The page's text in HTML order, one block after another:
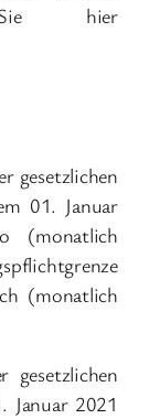
hier
gesetzlichen
01. Januar
(monatlich
(monatlich
gesetzlichen
Januar 2021